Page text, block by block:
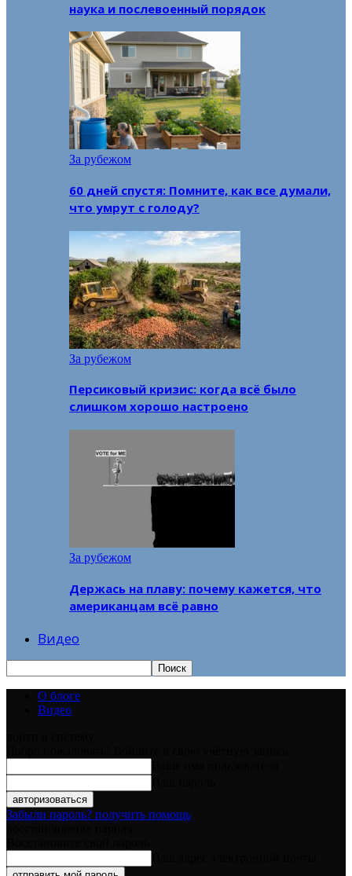
наука и послевоенный порядок
За рубежом
60 дней спустя: Помните, как все думали,
что умрут с голоду?
За рубежом
Персиковый кризис: когда всё было
слишком хорошо настроено
За рубежом
Держась на плаву: почему кажется, что
американцам всё равно
Видео
О блоге
Видео
Забыли пароль? получить помощь